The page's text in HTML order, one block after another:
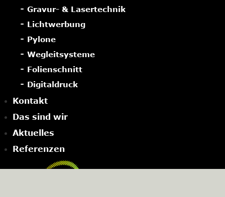
Gravur- & Lasertechnik
Lichtwerbung
Pylone
Wegleitsysteme
Folienschnitt
Digitaldruck
Kontakt
Das sind wir
Aktuelles
Referenzen